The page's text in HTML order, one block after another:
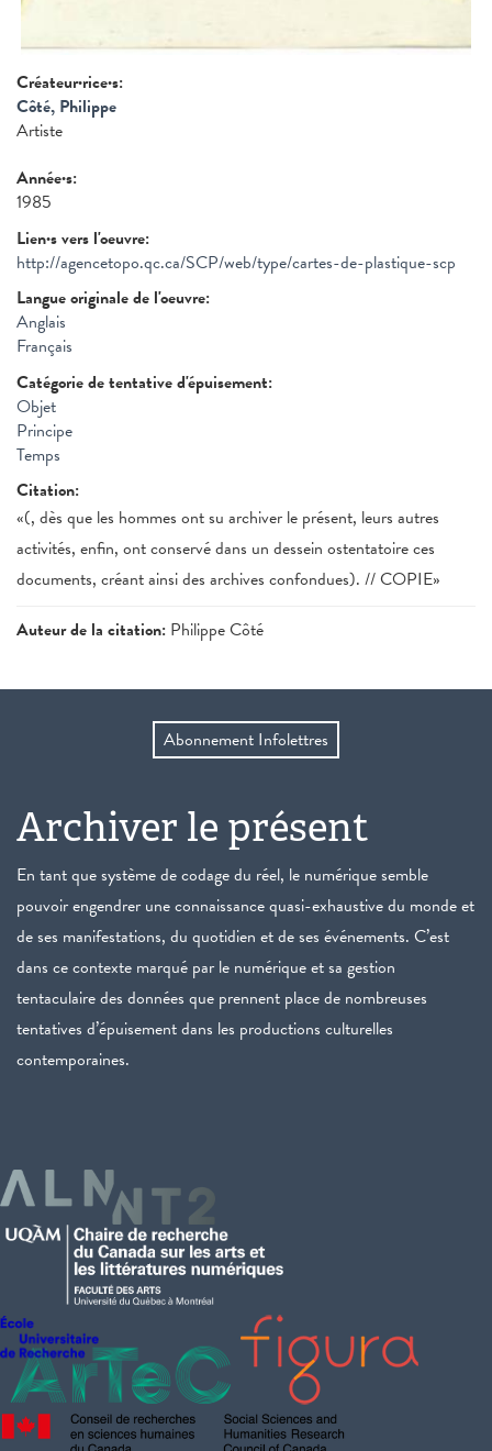
Créateur·rice·s:
Côté, Philippe
Artiste
Année·s:
1985
Lien·s vers l'oeuvre:
http://agencetopo.qc.ca/SCP/web/type/cartes-de-plastique-scp
Langue originale de l'oeuvre:
Anglais
Français
Catégorie de tentative d'épuisement:
Objet
Principe
Temps
Citation:
«(, dès que les hommes ont su archiver le présent, leurs autres
activités, enfin, ont conservé dans un dessein ostentatoire ces
documents, créant ainsi des archives confondues). // COPIE»
Auteur de la citation: Philippe Côté
Abonnement Infolettres
Archiver le présent
En tant que système de codage du réel, le numérique semble
pouvoir engendrer une connaissance quasi-exhaustive du monde et
de ses manifestations, du quotidien et de ses événements. C’est
dans ce contexte marqué par le numérique et sa gestion
tentaculaire des données que prennent place de nombreuses
tentatives d’épuisement dans les productions culturelles
contemporaines.